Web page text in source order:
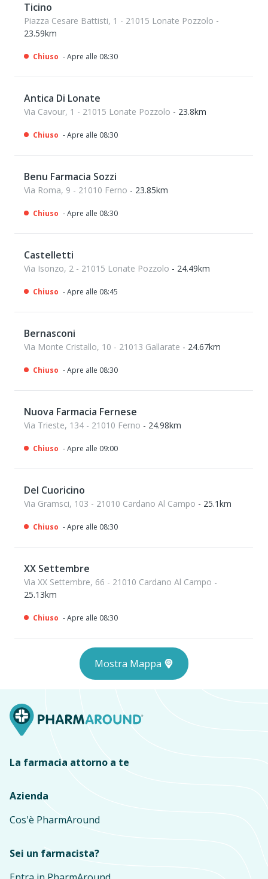
Ticino
Piazza Cesare Battisti, 1 - 21015 Lonate Pozzolo -
23.59km
Chiuso - Apre alle 08:30
Antica Di Lonate
Via Cavour, 1 - 21015 Lonate Pozzolo - 23.8km
Chiuso - Apre alle 08:30
Benu Farmacia Sozzi
Via Roma, 9 - 21010 Ferno - 23.85km
Chiuso - Apre alle 08:30
Castelletti
Via Isonzo, 2 - 21015 Lonate Pozzolo - 24.49km
Chiuso - Apre alle 08:45
Bernasconi
Via Monte Cristallo, 10 - 21013 Gallarate - 24.67km
Chiuso - Apre alle 08:30
Nuova Farmacia Fernese
Via Trieste, 134 - 21010 Ferno - 24.98km
Chiuso - Apre alle 09:00
Del Cuoricino
Via Gramsci, 103 - 21010 Cardano Al Campo - 25.1km
Chiuso - Apre alle 08:30
XX Settembre
Via XX Settembre, 66 - 21010 Cardano Al Campo -
25.13km
Chiuso - Apre alle 08:30
Mostra Mappa
La farmacia attorno a te
Azienda
Cos'è PharmAround
Sei un farmacista?